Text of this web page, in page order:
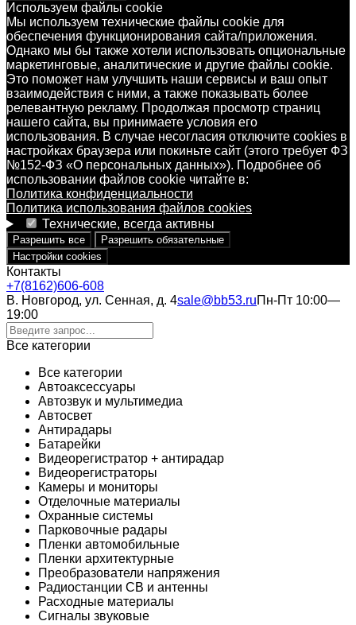
Используем файлы cookie
Мы используем технические файлы cookie для
обеспечения функционирования сайта/приложения.
Однако мы бы также хотели использовать опциональные
маркетинговые, аналитические и другие файлы cookie.
Это поможет нам улучшить наши сервисы и ваш опыт
взаимодействия с ними, а также показывать более
релевантную рекламу. Продолжая просмотр страниц
нашего сайта, вы принимаете условия его
использования. В случае несогласия отключите cookies в
настройках браузера или покиньте сайт (этого требует ФЗ
№152-ФЗ «О персональных данных»). Подробнее об
использовании файлов cookie читайте в:
Политика конфиденциальности
Политика использования файлов cookies
Технические, всегда активны
Разрешить все
Разрешить обязательные
Настройки cookies
Контакты
+7(8162)606-608
В. Новгород, ул. Сенная, д. 4sale@bb53.ruПн-Пт 10:00—
19:00
Все категории
Все категории
Автоаксессуары
Автозвук и мультимедиа
Автосвет
Антирадары
Батарейки
Видеорегистратор + антирадар
Видеорегистраторы
Камеры и мониторы
Отделочные материалы
Охранные системы
Парковочные радары
Пленки автомобильные
Пленки архитектурные
Преобразователи напряжения
Радиостанции CB и антенны
Расходные материалы
Сигналы звуковые